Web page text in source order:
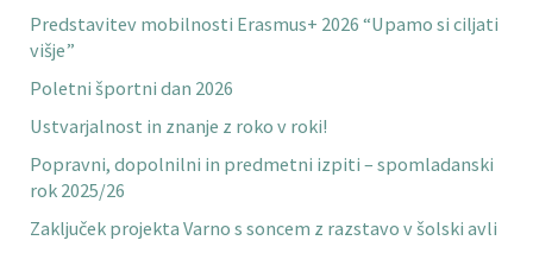
Predstavitev mobilnosti Erasmus+ 2026 “Upamo si ciljati
višje”
Poletni športni dan 2026
Ustvarjalnost in znanje z roko v roki!
Popravni, dopolnilni in predmetni izpiti – spomladanski
rok 2025/26
Zaključek projekta Varno s soncem z razstavo v šolski avli